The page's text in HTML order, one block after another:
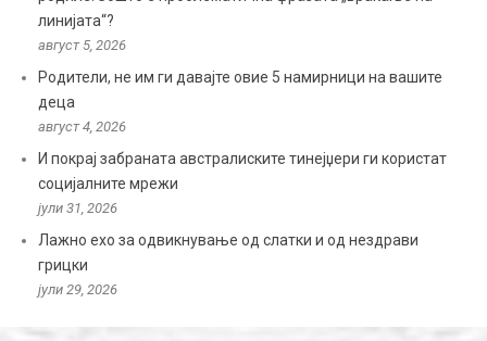
линијата“?
август 5, 2026
Родители, не им ги давајте овие 5 намирници на вашите
деца
август 4, 2026
И покрај забраната австралиските тинејџери ги користат
социјалните мрежи
јули 31, 2026
Лажно ехо за одвикнување од слатки и од нездрави
грицки
јули 29, 2026